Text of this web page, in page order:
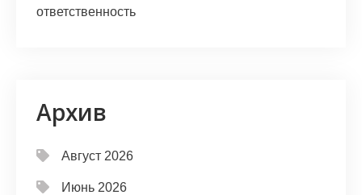
ответственность
Архив
Август 2026
Июнь 2026